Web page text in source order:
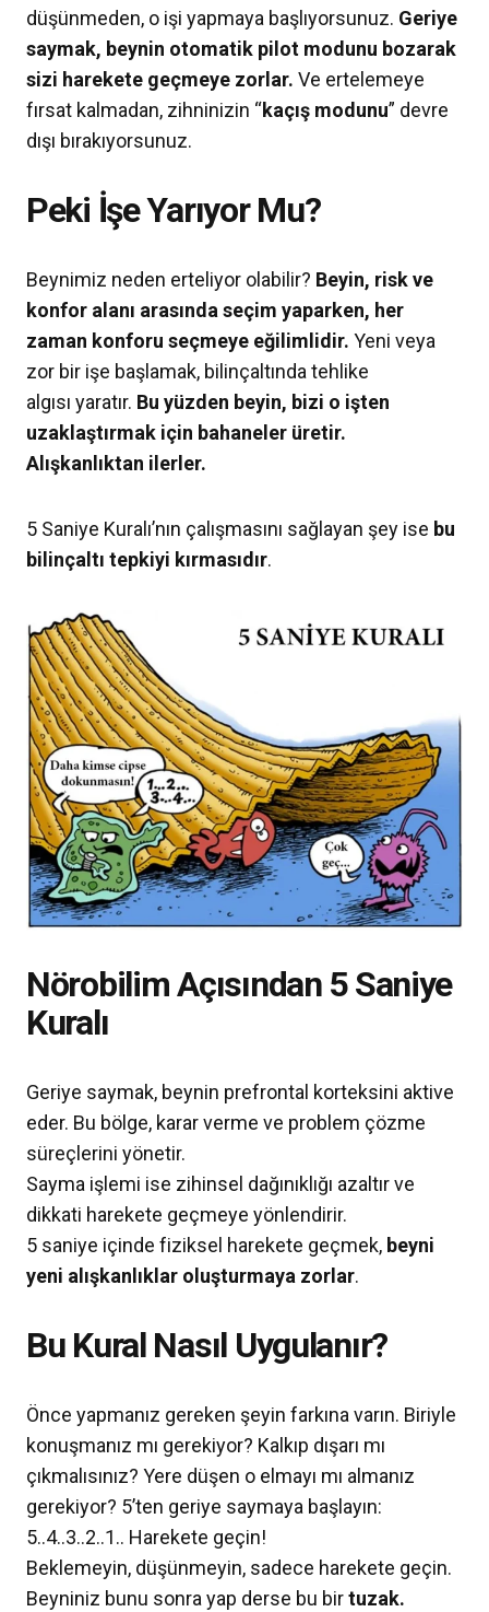
düşünmeden, o işi yapmaya başlıyorsunuz. Geriye
saymak, beynin otomatik pilot modunu bozarak
sizi harekete geçmeye zorlar. Ve ertelemeye
fırsat kalmadan, zihninizin “kaçış modunu” devre
dışı bırakıyorsunuz.
Peki İşe Yarıyor Mu?
Beynimiz neden erteliyor olabilir? Beyin, risk ve
konfor alanı arasında seçim yaparken, her
zaman konforu seçmeye eğilimlidir. Yeni veya
zor bir işe başlamak, bilinçaltında tehlike
algısı yaratır. Bu yüzden beyin, bizi o işten
uzaklaştırmak için bahaneler üretir.
Alışkanlıktan ilerler.
5 Saniye Kuralı’nın çalışmasını sağlayan şey ise bu
bilinçaltı tepkiyi kırmasıdır.
Nörobilim Açısından 5 Saniye
Kuralı
Geriye saymak, beynin prefrontal korteksini aktive
eder. Bu bölge, karar verme ve problem çözme
süreçlerini yönetir.
Sayma işlemi ise zihinsel dağınıklığı azaltır ve
dikkati harekete geçmeye yönlendirir.
5 saniye içinde fiziksel harekete geçmek, beyni
yeni alışkanlıklar oluşturmaya zorlar.
Bu Kural Nasıl Uygulanır?
Önce yapmanız gereken şeyin farkına varın. Biriyle
konuşmanız mı gerekiyor? Kalkıp dışarı mı
çıkmalısınız? Yere düşen o elmayı mı almanız
gerekiyor? 5’ten geriye saymaya başlayın:
5..4..3..2..1.. Harekete geçin!
Beklemeyin, düşünmeyin, sadece harekete geçin.
Beyniniz bunu sonra yap derse bu birtuzak.